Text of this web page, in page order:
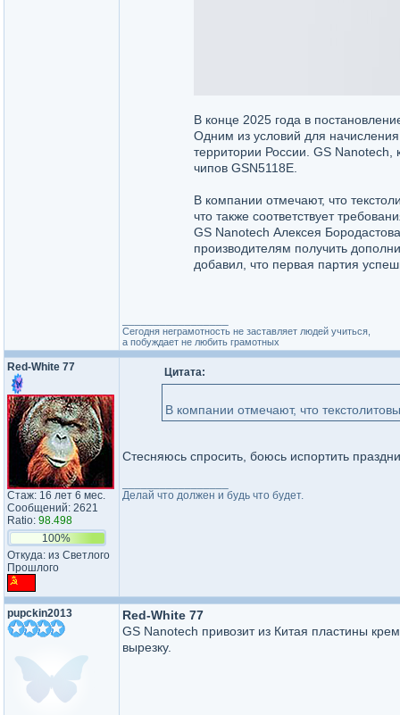
В конце 2025 года в
Одним из условий для
территории России. GS Nanotech,
чипов GSN5118E.
В компании отмечают, что
что также соответствует
GS Nanotech Алексея
производителям получить
добавил, что первая партия
Сегодня неграмотность не заставляет людей учиться,
а побуждает не любить грамотных
Red-White 77
Стаж: 16 лет 6 мес.
Сообщений: 2621
Ratio: 98.498
100%
Откуда: из Светлого
Прошлого
Цитата:
В компании отмечают, что
Стесняюсь спросить, боюсь испортить
Делай что должен и будь что будет.
pupckin2013
Red-White 77
GS Nanotech привозит из Китая пластины
вырезку.